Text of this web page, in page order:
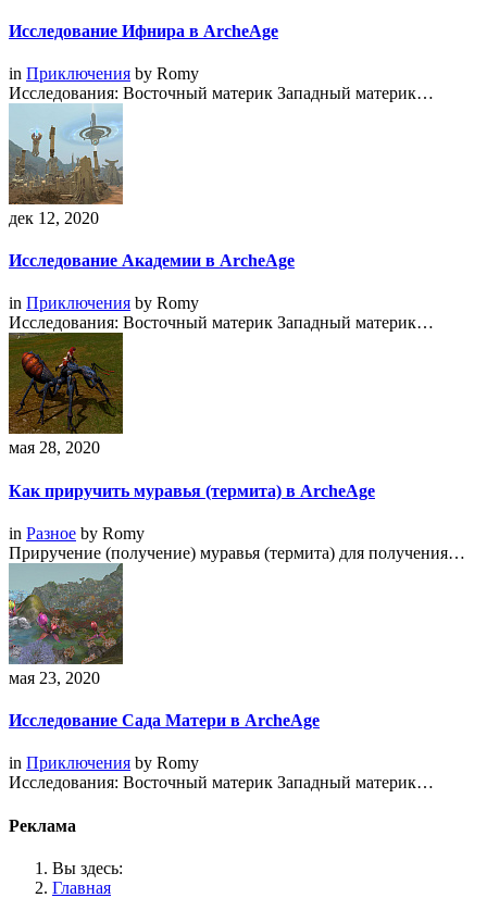
Исследование Ифнира в ArcheAge
in Приключения by Romy
Исследования: Восточный материк Западный материк…
дек 12, 2020
Исследование Академии в ArcheAge
in Приключения by Romy
Исследования: Восточный материк Западный материк…
мая 28, 2020
Как приручить муравья (термита) в ArcheAge
in Разное by Romy
Приручение (получение) муравья (термита) для получения…
мая 23, 2020
Исследование Сада Матери в ArcheAge
in Приключения by Romy
Исследования: Восточный материк Западный материк…
Реклама
Вы здесь:
Главная